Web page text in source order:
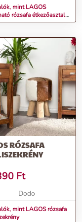
mint LAGOS
rózsafa étkezőasztal
RÓZSAFA
Ft
Dodo
mint LAGOS rózsafa